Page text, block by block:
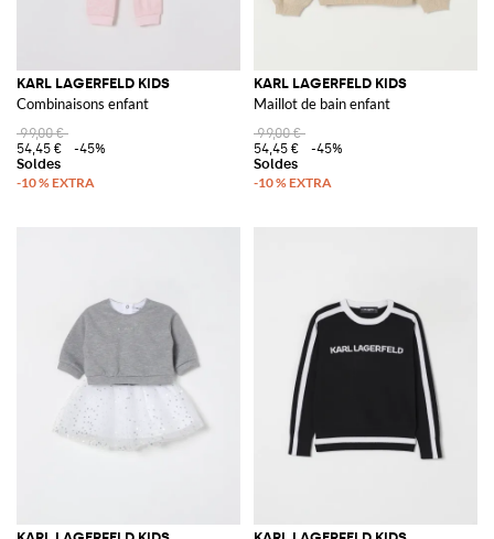
KARL LAGERFELD KIDS
Combinaisons enfant
99,00 €
54,45 €
-45%
KARL LAGERFELD KIDS
Maillot de bain enfant
99,00 €
54,45 €
-45%